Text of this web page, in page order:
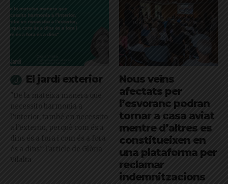
El jardí exterior
"De la mateixa manera que
necessito harmonia a
l’interior, també en necessito
a l’exterior, perquè com és a
dins és a fora i com és a fora
és a dins": l'article de Glòria
Vilalta
Nous veïns
afectats per
l’esvoranc podran
tornar a casa aviat
mentre d’altres es
constitueixen en
una plataforma per
reclamar
indemnitzacions